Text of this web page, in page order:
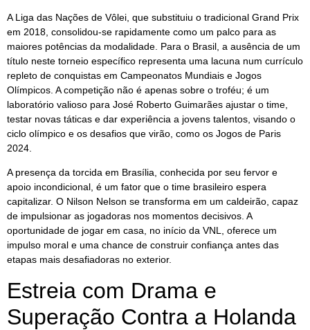
A Liga das Nações de Vôlei, que substituiu o tradicional Grand Prix
em 2018, consolidou-se rapidamente como um palco para as
maiores potências da modalidade. Para o Brasil, a ausência de um
título neste torneio específico representa uma lacuna num currículo
repleto de conquistas em Campeonatos Mundiais e Jogos
Olímpicos. A competição não é apenas sobre o troféu; é um
laboratório valioso para José Roberto Guimarães ajustar o time,
testar novas táticas e dar experiência a jovens talentos, visando o
ciclo olímpico e os desafios que virão, como os Jogos de Paris
2024.
A presença da torcida em Brasília, conhecida por seu fervor e
apoio incondicional, é um fator que o time brasileiro espera
capitalizar. O Nilson Nelson se transforma em um caldeirão, capaz
de impulsionar as jogadoras nos momentos decisivos. A
oportunidade de jogar em casa, no início da VNL, oferece um
impulso moral e uma chance de construir confiança antes das
etapas mais desafiadoras no exterior.
Estreia com Drama e
Superação Contra a Holanda